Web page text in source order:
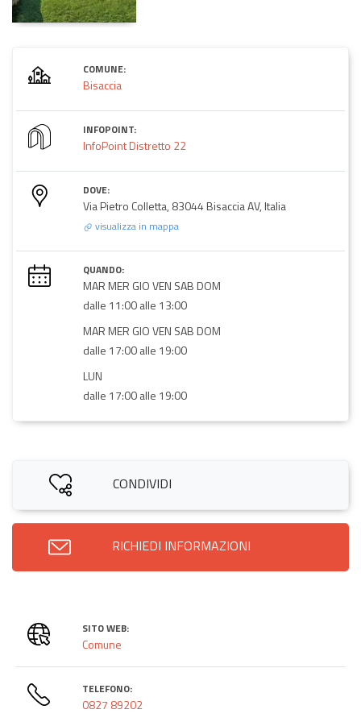
COMUNE:
Bisaccia
INFOPOINT:
InfoPoint Distretto 22
DOVE:
Via Pietro Colletta, 83044 Bisaccia AV, Italia
visualizza in mappa
QUANDO:
MAR MER GIO VEN SAB DOM
dalle 11:00 alle 13:00
MAR MER GIO VEN SAB DOM
dalle 17:00 alle 19:00
LUN
dalle 17:00 alle 19:00
CONDIVIDI
RICHIEDI INFORMAZIONI
SITO WEB:
Comune
TELEFONO:
0827 89202